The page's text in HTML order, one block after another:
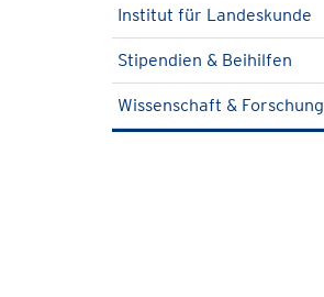
Institut für Landeskunde
Stipendien & Beihilfen
Wissenschaft & Forschung